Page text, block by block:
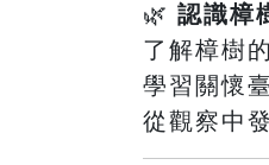
🌿 認識樟
了解樟樹
學習關懷
從觀察中